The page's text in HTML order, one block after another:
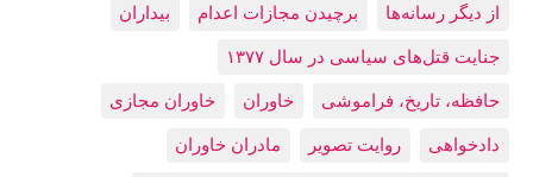
از دیگر رسانه‌ها برچیدن مجازات اعدام بيداران
جنایت قتل‌های سیاسی در سال ۱۳۷۷
حافظه، تاريخ، فراموشی خاوران خاوران مجازی
دادخواهی روایت تصویر مادران خاوران